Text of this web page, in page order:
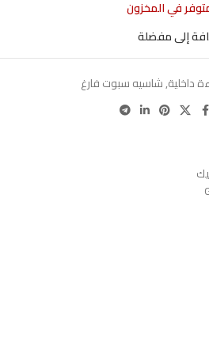
في المخزون
إلى مفضلة
داخلية,شاسيه سبوت فارغ